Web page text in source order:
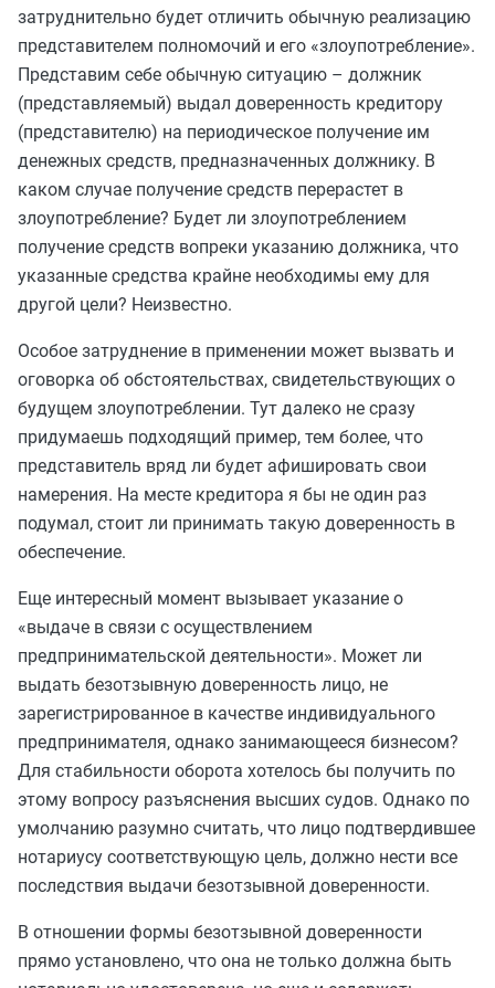
затруднительно будет отличить обычную реализацию
представителем полномочий и его «злоупотребление».
Представим себе обычную ситуацию – должник
(представляемый) выдал доверенность кредитору
(представителю) на периодическое получение им
денежных средств, предназначенных должнику. В
каком случае получение средств перерастет в
злоупотребление? Будет ли злоупотреблением
получение средств вопреки указанию должника, что
указанные средства крайне необходимы ему для
другой цели? Неизвестно.
Особое затруднение в применении может вызвать и
оговорка об обстоятельствах, свидетельствующих о
будущем злоупотреблении. Тут далеко не сразу
придумаешь подходящий пример, тем более, что
представитель вряд ли будет афишировать свои
намерения. На месте кредитора я бы не один раз
подумал, стоит ли принимать такую доверенность в
обеспечение.
Еще интересный момент вызывает указание о
«выдаче в связи с осуществлением
предпринимательской деятельности». Может ли
выдать безотзывную доверенность лицо, не
зарегистрированное в качестве индивидуального
предпринимателя, однако занимающееся бизнесом?
Для стабильности оборота хотелось бы получить по
этому вопросу разъяснения высших судов. Однако по
умолчанию разумно считать, что лицо подтвердившее
нотариусу соответствующую цель, должно нести все
последствия выдачи безотзывной доверенности.
В отношении формы безотзывной доверенности
прямо установлено, что она не только должна быть